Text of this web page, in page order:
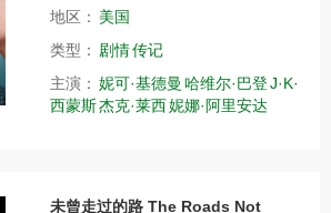
地区： 美国
类型： 剧情传记
主演： 妮可·基德曼 哈维尔·巴登J·K·
西蒙斯杰克·莱西妮娜·阿里安达
未曾走过的路 The Roads Not